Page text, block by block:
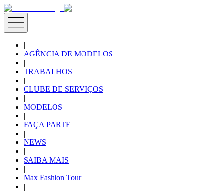
|
AGÊNCIA DE MODELOS
|
TRABALHOS
|
CLUBE DE SERVIÇOS
|
MODELOS
|
FAÇA PARTE
|
NEWS
|
SAIBA MAIS
|
Max Fashion Tour
|